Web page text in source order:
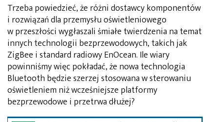
Trzeba powiedzieć, że różni dostawcy komponentów
i rozwiązań dla przemysłu oświetleniowego
w przeszłości wygłaszali śmiałe twierdzenia na temat
innych technologii bezprzewodowych, takich jak
ZigBee i standard radiowy EnOcean. Ile wiary
powinniśmy więc pokładać, że nowa technologia
Bluetooth będzie szerzej stosowana w sterowaniu
oświetleniem niż wcześniejsze platformy
bezprzewodowe i przetrwa dłużej?